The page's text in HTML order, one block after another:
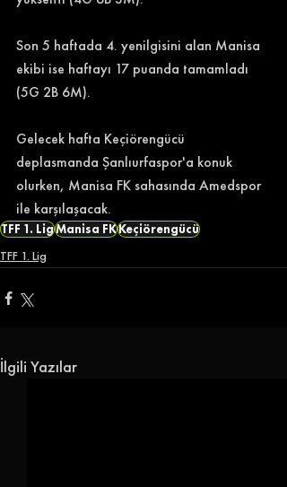
Son 5 haftada 4. yenilgisini alan Manisa
ekibi ise haftayı 17 puanda tamamladı
(5G 2B 6M).
Gelecek hafta Keçiörengücü
deplasmanda Şanlıurfaspor'a konuk
olurken, Manisa FK sahasında Amedspor
ile karşılaşacak.
TFF 1. LigManisa FKKeçiörengücü
TFF 1. Lig
İlgili Yazılar